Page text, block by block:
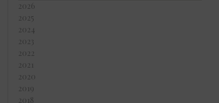
2026
2025
2024
2023
2022
2021
2020
2019
2018